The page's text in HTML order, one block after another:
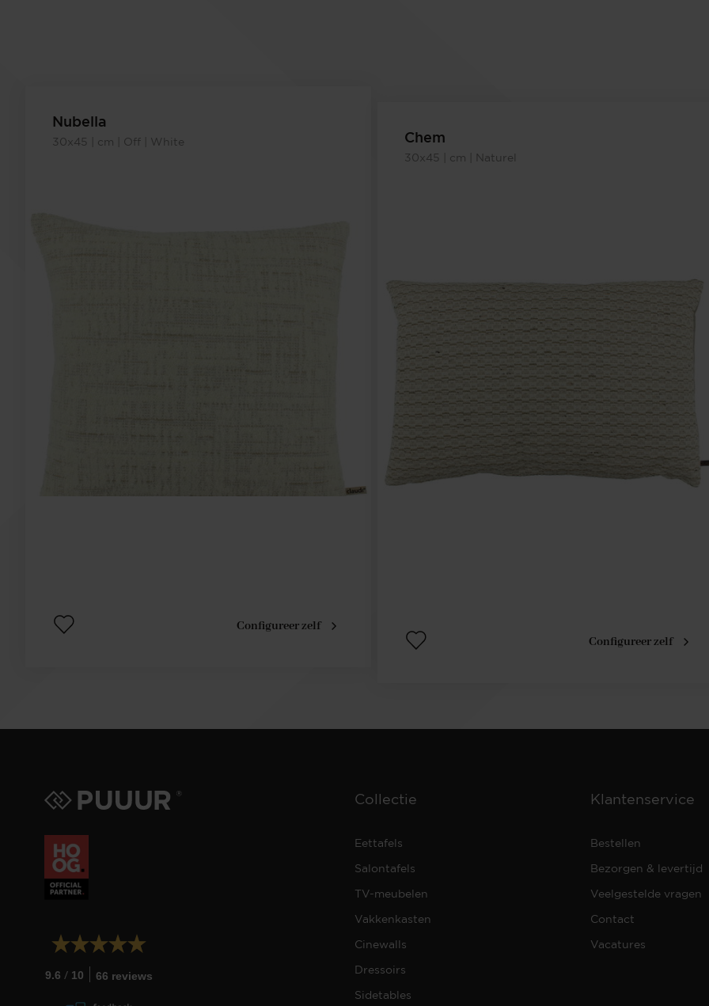
Nubella
30x45 | cm | Off | White
Configureer zelf
Chem
30x45 | cm | Naturel
Configureer zelf
9.6 / 10 66 reviews
Collectie
Eettafels
Salontafels
TV-meubelen
Vakkenkasten
Cinewalls
Dressoirs
Sidetables
Klantenservice
Bestellen
Bezorgen & levertijd
Veelgestelde vragen
Contact
Vacatures